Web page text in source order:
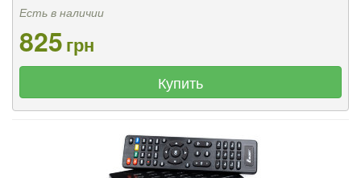
Есть в наличии
825грн
Купить